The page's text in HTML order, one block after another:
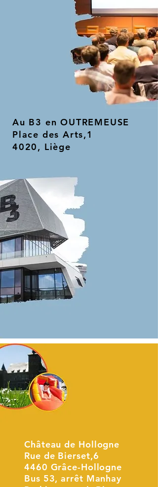
Au B3 en OUTREMEUSE
Place des Arts,1
4020, Liège
Château de Hollogne
Rue de Bierset,6
4460 Grâce-Hollogne
Bus 53, arrêt Manhay